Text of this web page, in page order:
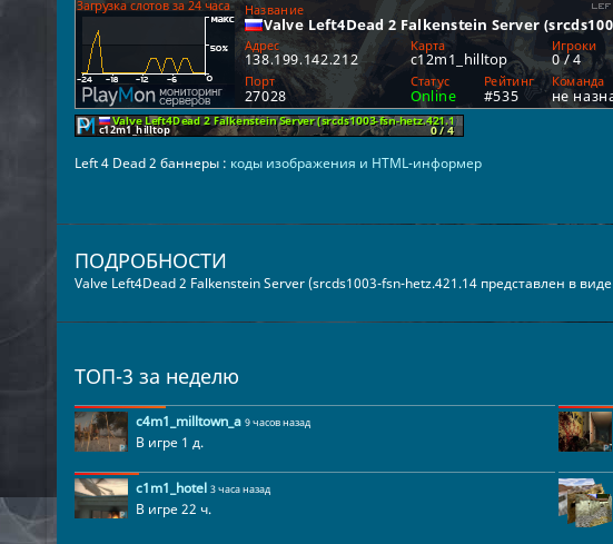
Left 4 Dead 2 баннеры : коды изображения и HTML-информер
ПОДРОБНОСТИ
Valve Left4Dead 2 Falkenstein Server (srcds1003-fsn-hetz.421.14 представлен в виде
ТОП-3 за неделю
c4m1_milltown_a 9 часов назад
В игре 1 д.
c1m1_hotel 3 часа назад
В игре 22 ч.